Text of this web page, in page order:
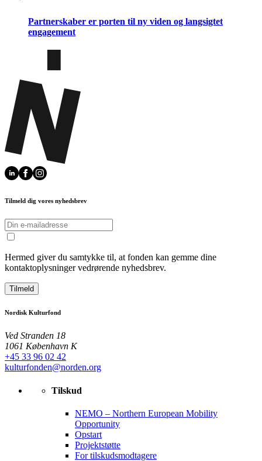
Partnerskaber er porten til ny viden og langsigtet
engagement
Tilmeld dig vores nyhedsbrev
Hermed giver du samtykke til, at fonden kan gemme dine
kontaktoplysninger vedrørende nyhedsbrev.
Tilmeld
Nordisk Kulturfond
Ved Stranden 18
1061 København K
+45 33 96 02 42
kulturfonden@norden.org
Tilskud
NEMO – Northern European Mobility
Opportunity
Opstart
Projektstøtte
For tilskudsmodtagere